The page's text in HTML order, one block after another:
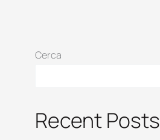
Cerca
Recent Posts